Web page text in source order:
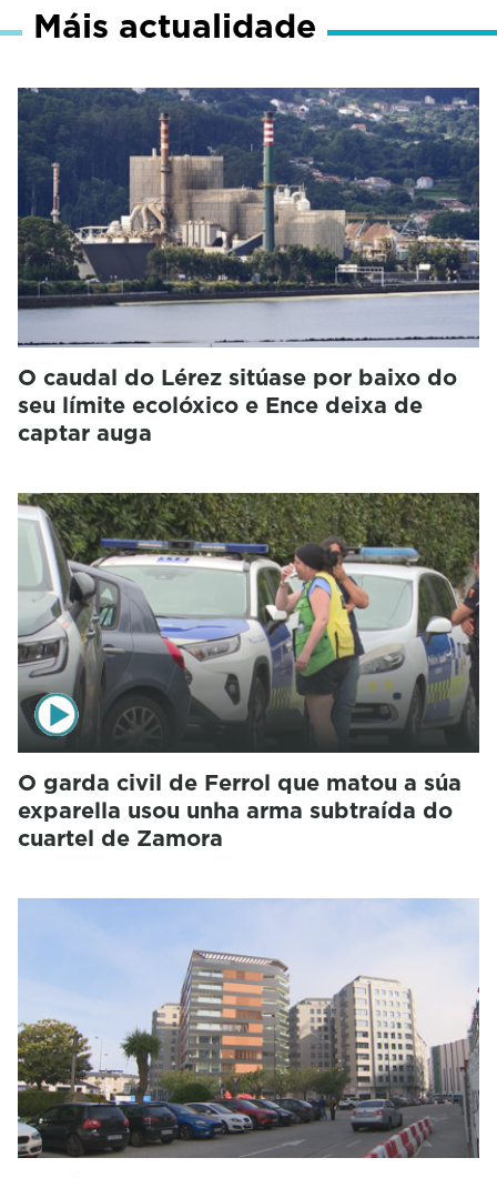
Máis actualidade
O caudal do Lérez sitúase por baixo do
seu límite ecolóxico e Ence deixa de
captar auga
O garda civil de Ferrol que matou a súa
exparella usou unha arma subtraída do
cuartel de Zamora